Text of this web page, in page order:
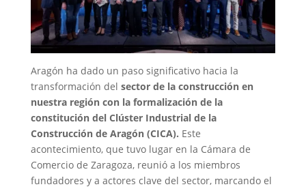
Aragón ha dado un paso significativo hacia la
transformación del sector de la construcción en
nuestra región con la formalización de la
constitución del Clúster Industrial de la
Construcción de Aragón (CICA). Este
acontecimiento, que tuvo lugar en la Cámara de
Comercio de Zaragoza, reunió a los miembros
fundadores y a actores clave del sector, marcando el